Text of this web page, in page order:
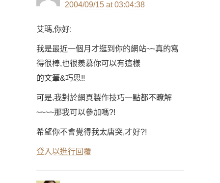
2004/09/15 at 03:04:38
艾瑪,你好:
我是最近一個月才逛到你的網站~~真的寫
得很棒,也很羨慕你可以有這樣
的文筆&巧思!!
可是,我對於網頁製作技巧一點都不瞭解
~~~~那我可以參加嗎?!
希望你不會覺得我太唐突,才好?!
登入以進行回覆